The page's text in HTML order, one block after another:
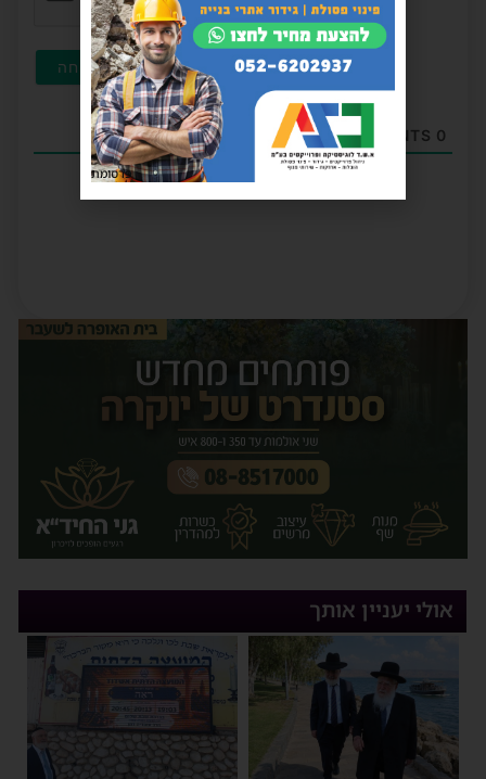
0
אולי יעניין אותך
פרסומת